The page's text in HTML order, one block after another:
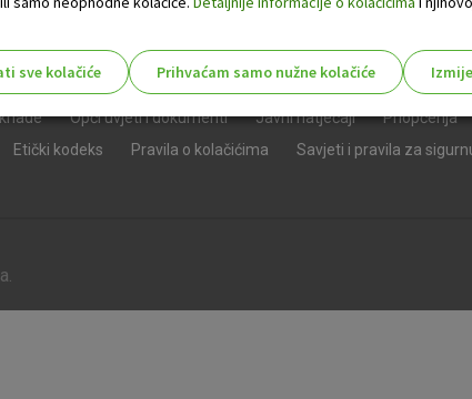
Opći uvjeti i dokumenti Javni natječaji Priopćenja
Etički kodeks Pravila o kolačićima
Savjeti i pravila za
sve kolačiće Prihvaćam samo nužne kolačiće